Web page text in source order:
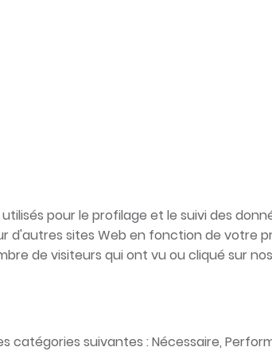
pour le profilage et le suivi des
d'autres sites Web en fonction de votre
de visiteurs qui ont vu ou cliqué sur
suivantes : Nécessaire,